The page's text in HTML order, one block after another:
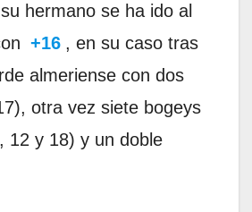
hermano se ha ido al
+16 , en su caso tras
almeriense con dos
otra vez siete bogeys
12 y 18) y un doble